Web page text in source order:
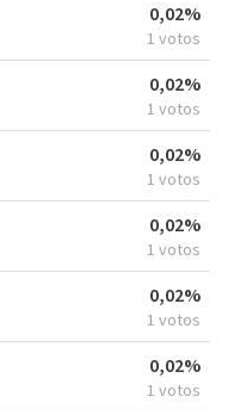
0,02%
1 votos
0,02%
1 votos
0,02%
1 votos
0,02%
1 votos
0,02%
1 votos
0,02%
1 votos